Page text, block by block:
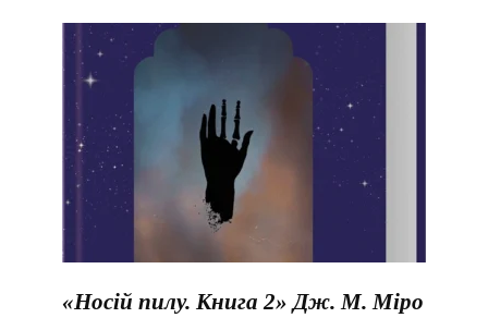
«Носій пилу. Книга 2» Дж. М. Міро